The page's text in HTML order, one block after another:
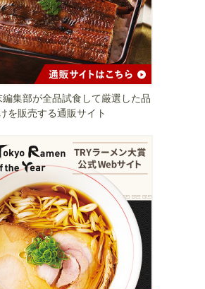
編集部が全品試食して厳選した品
を販売する通販サイト